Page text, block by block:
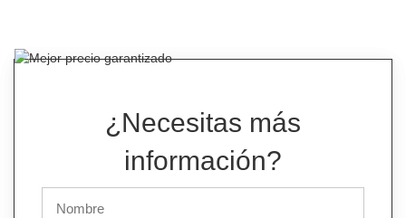
¿Necesitas más
información?